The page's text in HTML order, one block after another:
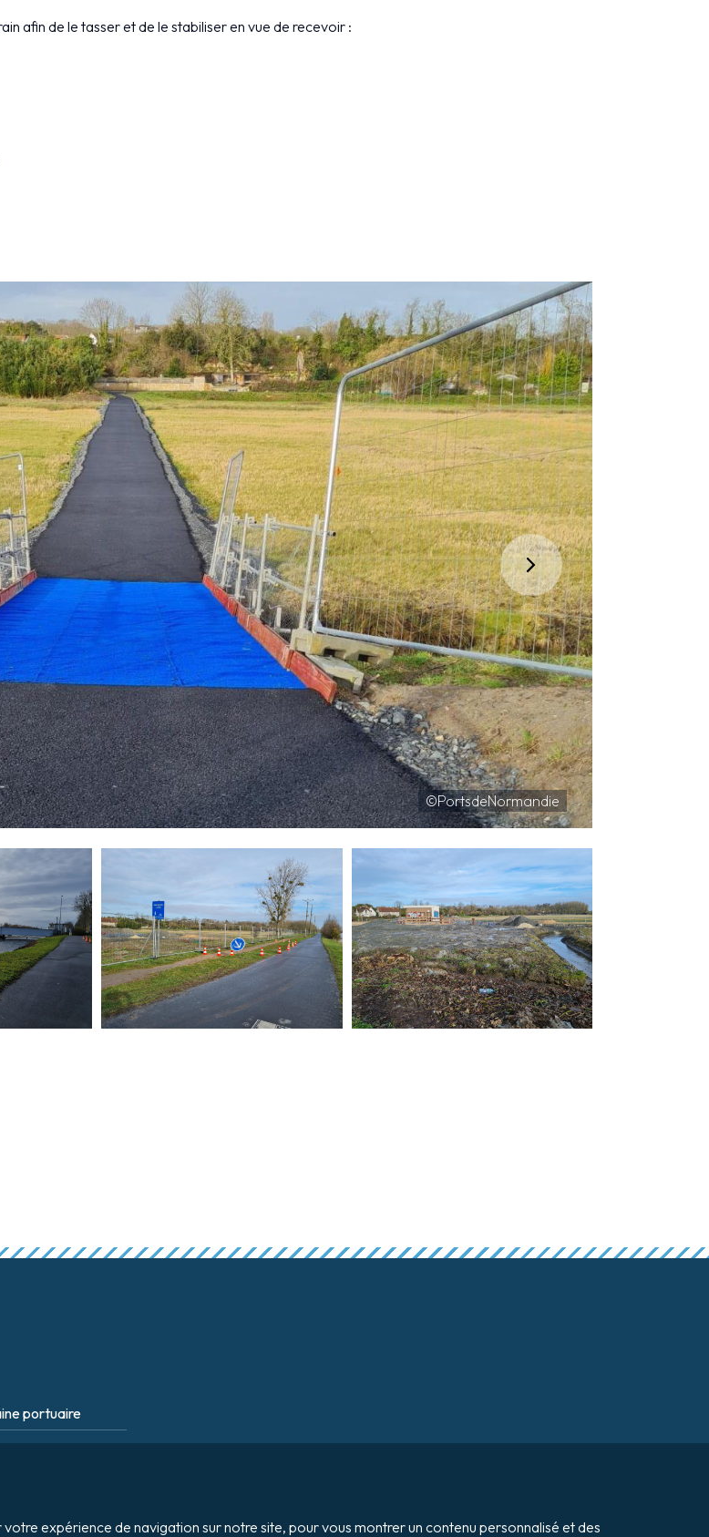
afin de le tasser et de le stabiliser en vue de recevoir :
©PortsdeNormandie
expérience de navigation sur notre site, pour vous montrer un contenu personnalisé et des
portuaire